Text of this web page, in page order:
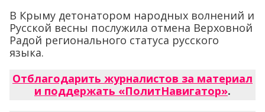
В Крыму детонатором народных волнений и
Русской весны послужила отмена Верховной
Радой регионального статуса русского
языка.
Отблагодарить журналистов за материал
и поддержать «ПолитНавигатор».